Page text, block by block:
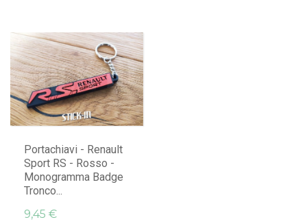
Portachiavi - Renault
Sport RS - Rosso -
Monogramma Badge
Tronco...
9,45 €